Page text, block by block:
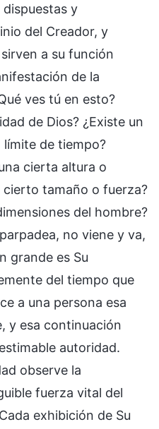
y
del Creador, y
a su función
de la
ves tú en esto?
de Dios? ¿Existe un
límite de tiempo?
cierta altura o
cierto tamaño o fuerza?
del hombre?
no viene y va,
grande es Su
del tiempo que
a una persona esa
y esa continuación
autoridad.
observe la
fuerza vital del
exhibición de Su